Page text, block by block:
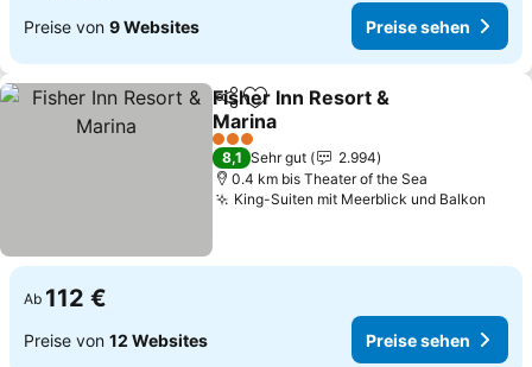
Preise von 9 Websites Preise sehen
TeilenZu Favoriten hinzufügen
Fisher Inn Resort &
Marina
Preise sehen
3 Sterne
8,1 Sehr gut
2.994
0.4 km bis Theater of the Sea
King-Suiten mit Meerblick und Balkon
Ab 112 €
Preise von 12 Websites Preise sehen